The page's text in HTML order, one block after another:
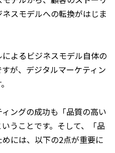
スモデルへの転換がはじま
よるビジネスモデル自体の
が、デジタルマーケティン
ングの成功も「品質の高い
うことです。そして、「品
には、以下の2点が重要に